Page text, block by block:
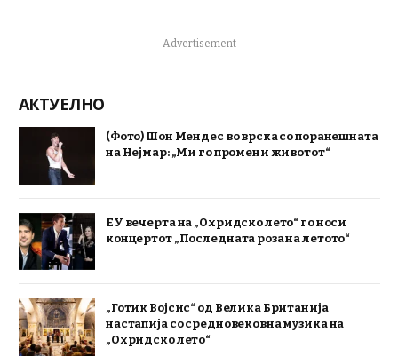
Advertisement
АКТУЕЛНО
(Фото) Шон Мендес во врска со поранешната
на Нејмар: „Ми го промени животот“
ЕУ вечерта на „Охридско лето“ го носи
концертот „Последната роза на летото“
„Готик Војсис“ од Велика Британија
настапија со средновековна музика на
„Охридско лето“